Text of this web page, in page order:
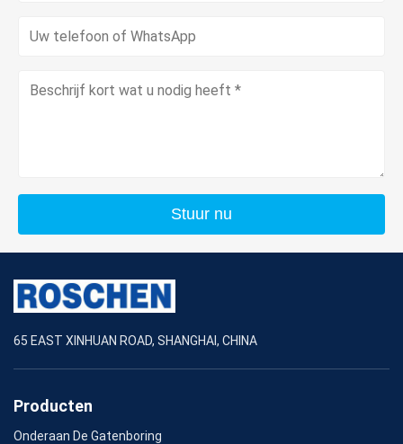
Stuur nu
65 EAST XINHUAN ROAD, SHANGHAI, CHINA
Producten
Onderaan De Gatenboring